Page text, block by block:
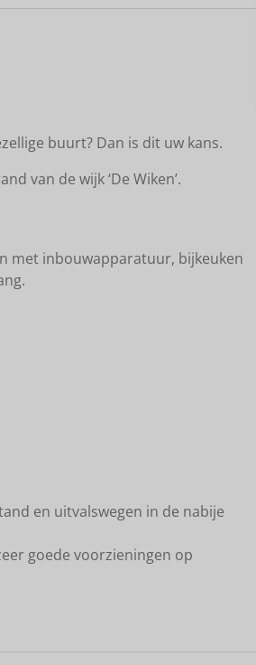
buurt? Dan is dit uw kans.
van de wijk ‘De Wiken’.
met inbouwapparatuur, bijkeuken
en uitvalswegen in de nabije
goede voorzieningen op